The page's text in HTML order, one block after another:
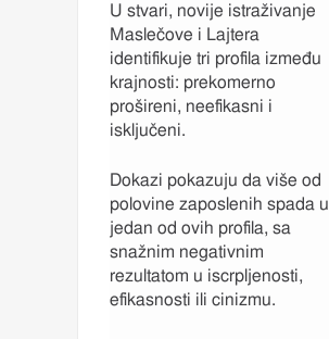
U stvari, novije istraživanje
Maslečove i Lajtera
identifikuje tri profila između
krajnosti: prekomerno
prošireni, neefikasni i
isključeni.
Dokazi pokazuju da više od
polovine zaposlenih spada u
jedan od ovih profila, sa
snažnim negativnim
rezultatom u iscrpljenosti,
efikasnosti ili cinizmu.